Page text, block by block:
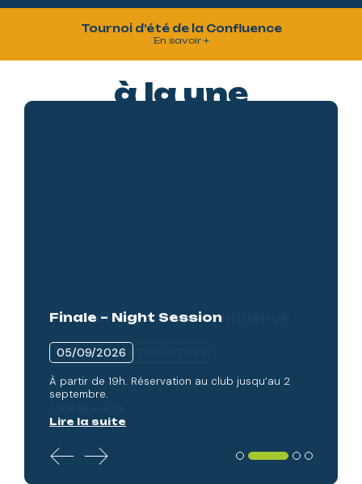
Tournoi d’été de la Confluence
En savoir +
à la une
Finale – Night Session
05/09/2026
À partir de 19h. Réservation au club jusqu’au 2
septembre.
Lire la suite